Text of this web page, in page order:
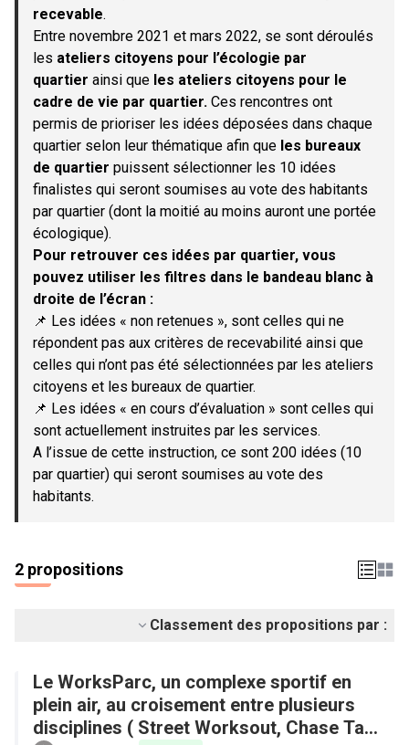
recevable.
Entre novembre 2021 et mars 2022, se sont déroulés
les ateliers citoyens pour l’écologie par
quartier ainsi que les ateliers citoyens pour le
cadre de vie par quartier. Ces rencontres ont
permis de prioriser les idées déposées dans chaque
quartier selon leur thématique afin que les bureaux
de quartier puissent sélectionner les 10 idées
finalistes qui seront soumises au vote des habitants
par quartier (dont la moitié au moins auront une portée
écologique).
Pour retrouver ces idées par quartier, vous
pouvez utiliser les filtres dans le bandeau blanc à
droite de l’écran :
📌 Les idées « non retenues », sont celles qui ne
répondent pas aux critères de recevabilité ainsi que
celles qui n’ont pas été sélectionnées par les ateliers
citoyens et les bureaux de quartier.
📌 Les idées « en cours d’évaluation » sont celles qui
sont actuellement instruites par les services.
A l’issue de cette instruction, ce sont 200 idées (10
par quartier) qui seront soumises au vote des
habitants.
2 propositions
Classement des propositions par :
Le WorksParc, un complexe sportif en
plein air, au croisement entre plusieurs
disciplines ( Street Worksout, Chase Tag,